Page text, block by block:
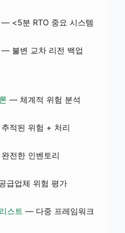
— <5분 RTO 중요 시스템
— 불변 교차 리전 백업
— 체계적 위험 분석
적된 위험 + 처리
전한 인벤토리
급업체 위험 평가
스트 — 다중 프레임워크